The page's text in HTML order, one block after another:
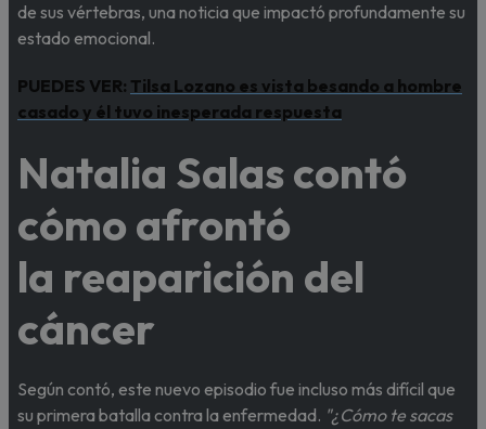
de sus vértebras, una noticia que impactó profundamente su
estado emocional.
PUEDES VER: Tilsa Lozano es vista besando a hombre
casado y él tuvo inesperada respuesta
Natalia Salas contó
cómo afrontó
la reaparición del
cáncer
Según contó, este nuevo episodio fue incluso más difícil que
su primera batalla contra la enfermedad. "¿Cómo te sacas